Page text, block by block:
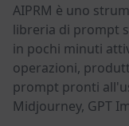
AIPRM è uno
libreria di prompt
in pochi minuti
operazioni,
prompt pronti
Midjourney, GPT